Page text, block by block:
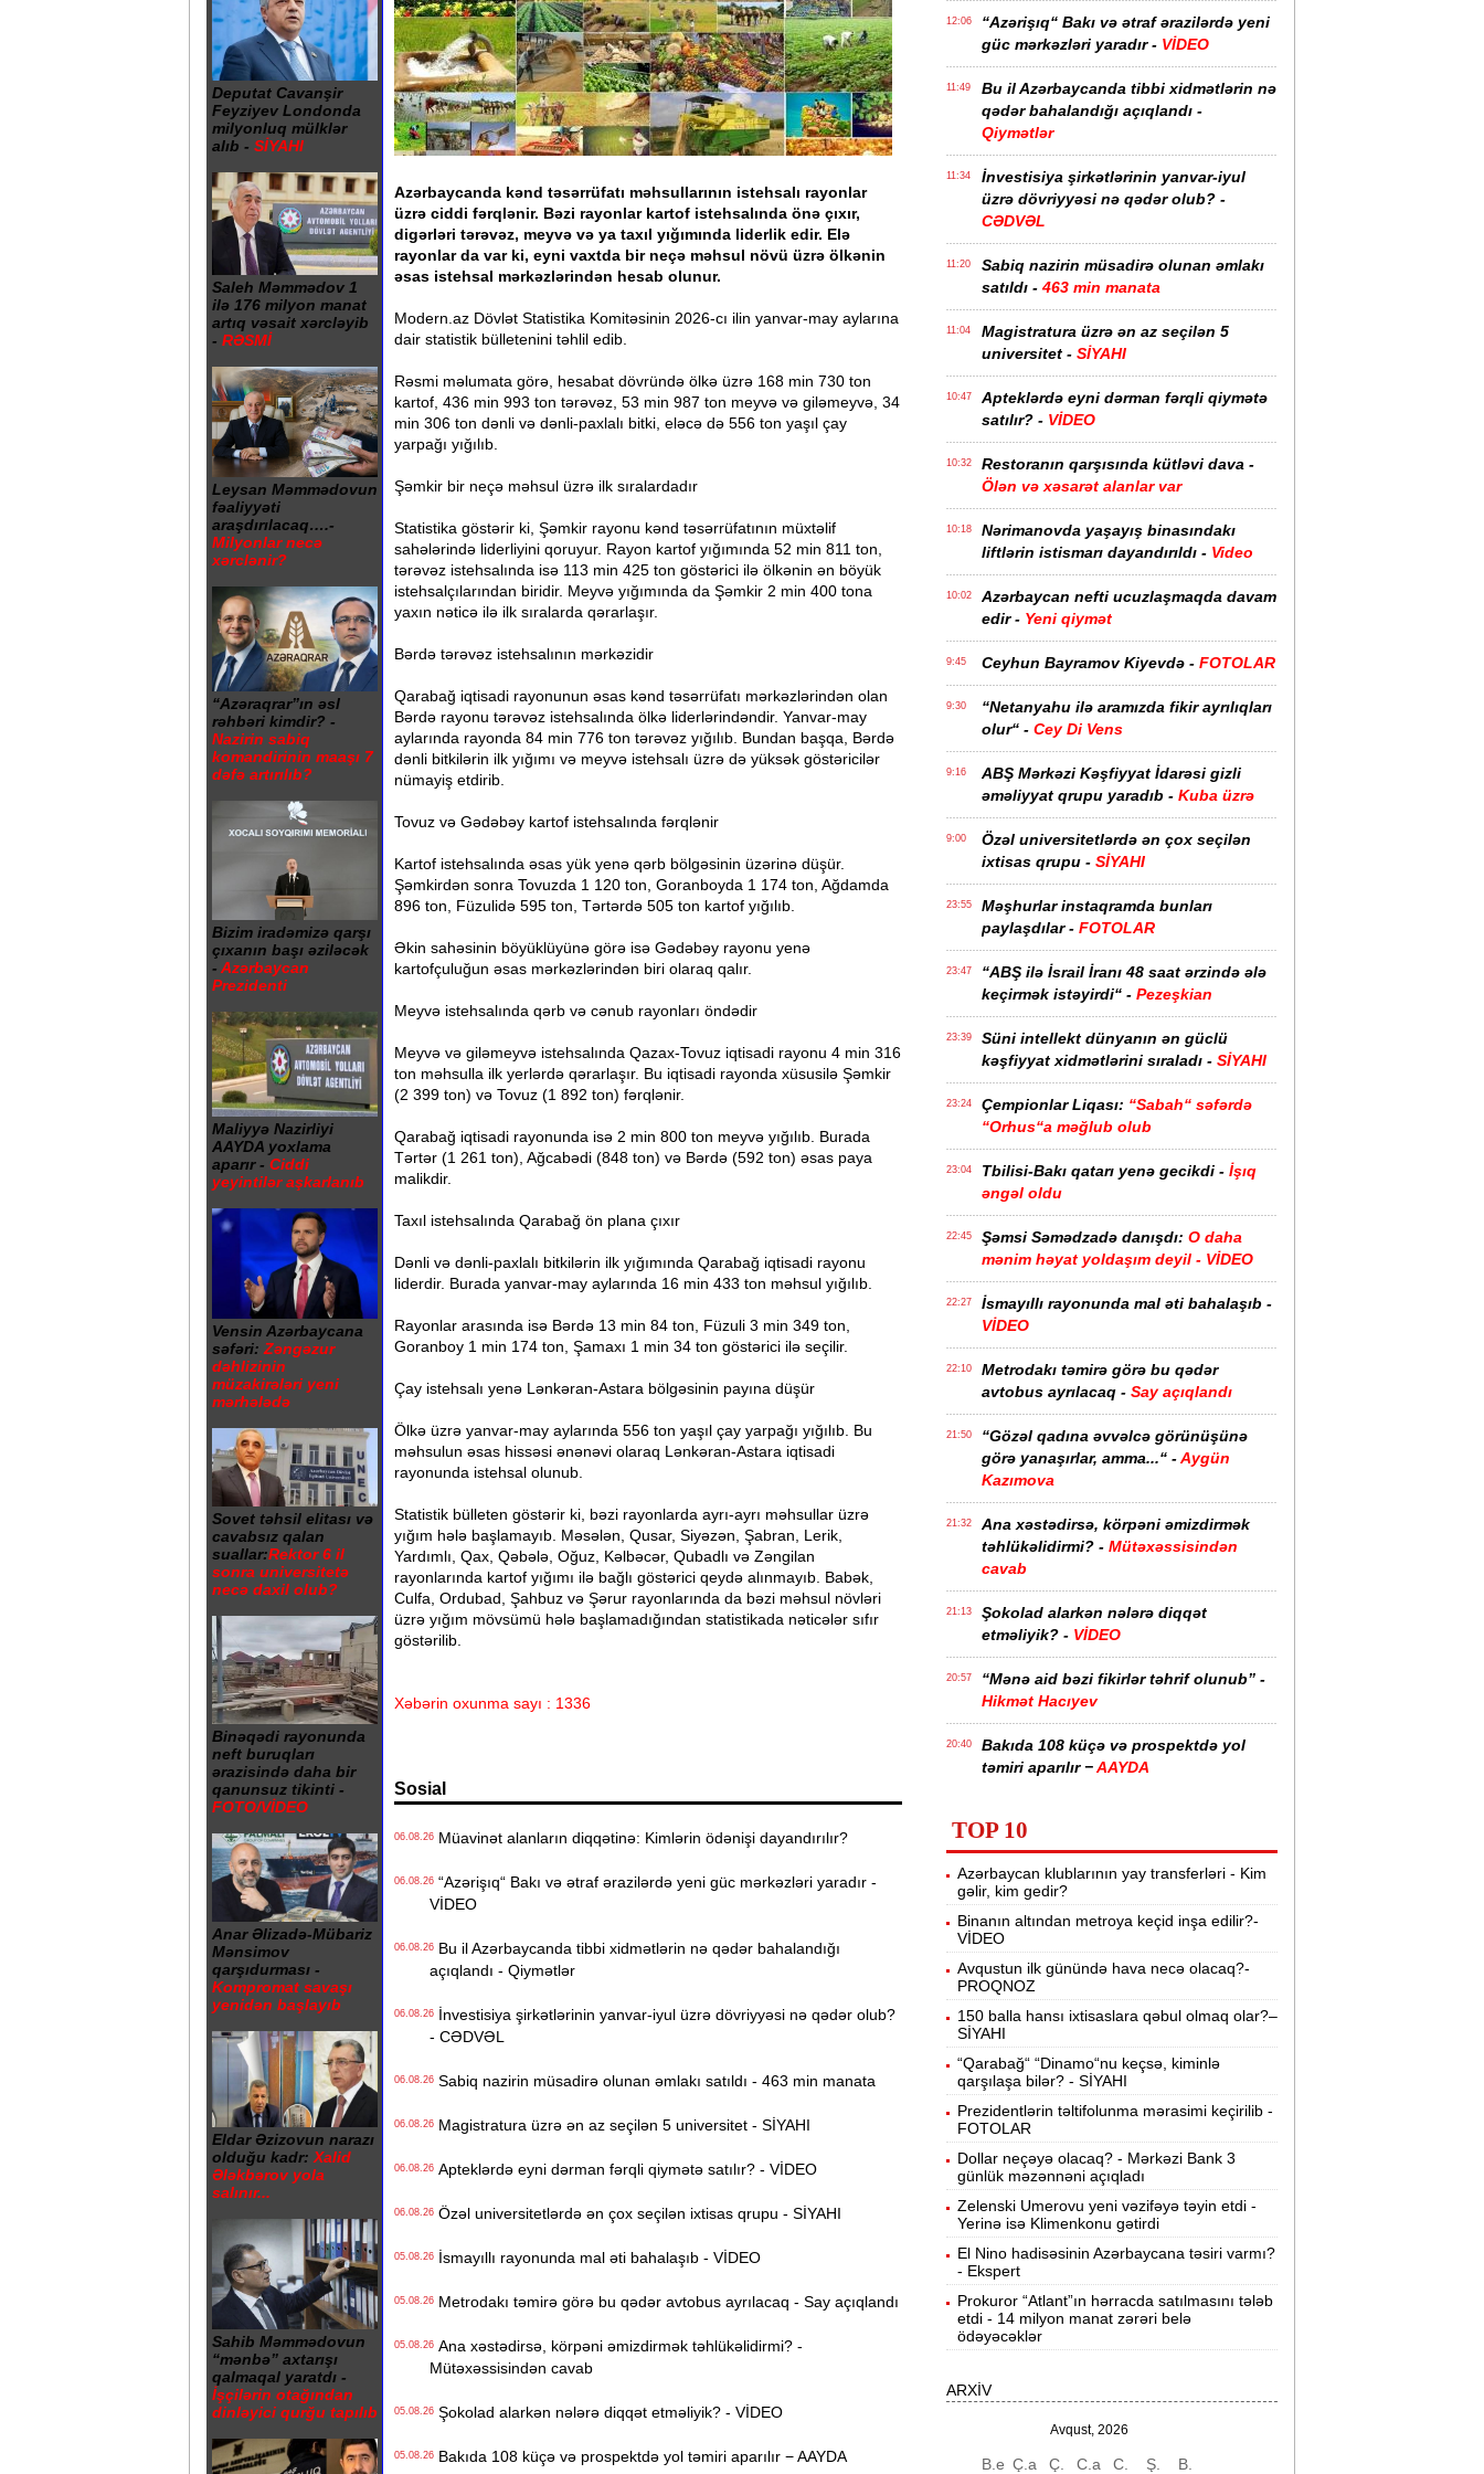
Deputat Cavanşir
Feyziyev Londonda
milyonluq mülklər
alıb - SİYAHI
Saleh Məmmədov 1
ilə 176 milyon manat
artıq vəsait xərcləyib
- RƏSMİ
Leysan Məmmədovun
fəaliyyəti
araşdırılacaq….-
Milyonlar necə
xərclənir?
“Azəraqrar”ın əsl
rəhbəri kimdir? -
Nazirin sabiq
komandirinin maaşı 7
dəfə artırılıb?
Bizim iradəmizə qarşı
çıxanın başı əziləcək
- Azərbaycan
Prezidenti
Maliyyə Nazirliyi
AAYDA yoxlama
aparır - Ciddi
yeyintilər aşkarlanıb
Vensin Azərbaycana
səfəri: Zəngəzur
dəhlizinin
müzakirələri yeni
mərhələdə
Sovet təhsil elitası və
cavabsız qalan
suallar:Rektor 6 il
sonra universitetə
necə daxil olub?
Binəqədi rayonunda
neft buruqları
ərazisində daha bir
qanunsuz tikinti -
FOTO/VİDEO
Anar Əlizadə-Mübariz
Mənsimov
qarşıdurması -
Kompromat savaşı
yenidən başlayıb
Eldar Əzizovun narazı
olduğu kadr: Xalid
Ələkbərov yola
salınır...
Sahib Məmmədovun
“mənbə” axtarışı
qalmaqal yaratdı -
İşçilərin otağından
dinləyici qurğu tapılıb
Azərbaycanda kənd təsərrüfatı məhsullarının istehsalı rayonlar
üzrə ciddi fərqlənir. Bəzi rayonlar kartof istehsalında önə çıxır,
digərləri tərəvəz, meyvə və ya taxıl yığımında liderlik edir. Elə
rayonlar da var ki, eyni vaxtda bir neçə məhsul növü üzrə ölkənin
əsas istehsal mərkəzlərindən hesab olunur.
Modern.az Dövlət Statistika Komitəsinin 2026-cı ilin yanvar-may aylarına
dair statistik bülletenini təhlil edib.
Rəsmi məlumata görə, hesabat dövründə ölkə üzrə 168 min 730 ton
kartof, 436 min 993 ton tərəvəz, 53 min 987 ton meyvə və giləmeyvə, 34
min 306 ton dənli və dənli-paxlalı bitki, eləcə də 556 ton yaşıl çay
yarpağı yığılıb.
Şəmkir bir neçə məhsul üzrə ilk sıralardadır
Statistika göstərir ki, Şəmkir rayonu kənd təsərrüfatının müxtəlif
sahələrində liderliyini qoruyur. Rayon kartof yığımında 52 min 811 ton,
tərəvəz istehsalında isə 113 min 425 ton göstərici ilə ölkənin ən böyük
istehsalçılarından biridir. Meyvə yığımında da Şəmkir 2 min 400 tona
yaxın nəticə ilə ilk sıralarda qərarlaşır.
Bərdə tərəvəz istehsalının mərkəzidir
Qarabağ iqtisadi rayonunun əsas kənd təsərrüfatı mərkəzlərindən olan
Bərdə rayonu tərəvəz istehsalında ölkə liderlərindəndir. Yanvar-may
aylarında rayonda 84 min 776 ton tərəvəz yığılıb. Bundan başqa, Bərdə
dənli bitkilərin ilk yığımı və meyvə istehsalı üzrə də yüksək göstəricilər
nümayiş etdirib.
Tovuz və Gədəbəy kartof istehsalında fərqlənir
Kartof istehsalında əsas yük yenə qərb bölgəsinin üzərinə düşür.
Şəmkirdən sonra Tovuzda 1 120 ton, Goranboyda 1 174 ton, Ağdamda
896 ton, Füzulidə 595 ton, Tərtərdə 505 ton kartof yığılıb.
Əkin sahəsinin böyüklüyünə görə isə Gədəbəy rayonu yenə
kartofçuluğun əsas mərkəzlərindən biri olaraq qalır.
Meyvə istehsalında qərb və cənub rayonları öndədir
Meyvə və giləmeyvə istehsalında Qazax-Tovuz iqtisadi rayonu 4 min 316
ton məhsulla ilk yerlərdə qərarlaşır. Bu iqtisadi rayonda xüsusilə Şəmkir
(2 399 ton) və Tovuz (1 892 ton) fərqlənir.
Qarabağ iqtisadi rayonunda isə 2 min 800 ton meyvə yığılıb. Burada
Tərtər (1 261 ton), Ağcabədi (848 ton) və Bərdə (592 ton) əsas paya
malikdir.
Taxıl istehsalında Qarabağ ön plana çıxır
Dənli və dənli-paxlalı bitkilərin ilk yığımında Qarabağ iqtisadi rayonu
liderdir. Burada yanvar-may aylarında 16 min 433 ton məhsul yığılıb.
Rayonlar arasında isə Bərdə 13 min 84 ton, Füzuli 3 min 349 ton,
Goranboy 1 min 174 ton, Şamaxı 1 min 34 ton göstərici ilə seçilir.
Çay istehsalı yenə Lənkəran-Astara bölgəsinin payına düşür
Ölkə üzrə yanvar-may aylarında 556 ton yaşıl çay yarpağı yığılıb. Bu
məhsulun əsas hissəsi ənənəvi olaraq Lənkəran-Astara iqtisadi
rayonunda istehsal olunub.
Statistik bülleten göstərir ki, bəzi rayonlarda ayrı-ayrı məhsullar üzrə
yığım hələ başlamayıb. Məsələn, Qusar, Siyəzən, Şabran, Lerik,
Yardımlı, Qax, Qəbələ, Oğuz, Kəlbəcər, Qubadlı və Zəngilan
rayonlarında kartof yığımı ilə bağlı göstərici qeydə alınmayıb. Babək,
Culfa, Ordubad, Şahbuz və Şərur rayonlarında da bəzi məhsul növləri
üzrə yığım mövsümü hələ başlamadığından statistikada nəticələr sıfır
göstərilib.
Xəbərin oxunma sayı : 1336
Sosial
06.08.26Müavinət alanların diqqətinə: Kimlərin ödənişi dayandırılır?
06.08.26“Azərişıq“ Bakı və ətraf ərazilərdə yeni güc mərkəzləri yaradır -
VİDEO
06.08.26Bu il Azərbaycanda tibbi xidmətlərin nə qədər bahalandığı
açıqlandı - Qiymətlər
06.08.26İnvestisiya şirkətlərinin yanvar-iyul üzrə dövriyyəsi nə qədər olub?
- CƏDVƏL
06.08.26Sabiq nazirin müsadirə olunan əmlakı satıldı - 463 min manata
06.08.26Magistratura üzrə ən az seçilən 5 universitet - SİYAHI
06.08.26Apteklərdə eyni dərman fərqli qiymətə satılır? - VİDEO
06.08.26Özəl universitetlərdə ən çox seçilən ixtisas qrupu - SİYAHI
05.08.26İsmayıllı rayonunda mal əti bahalaşıb - VİDEO
05.08.26Metrodakı təmirə görə bu qədər avtobus ayrılacaq - Say açıqlandı
05.08.26Ana xəstədirsə, körpəni əmizdirmək təhlükəlidirmi? -
Mütəxəssisindən cavab
05.08.26Şokolad alarkən nələrə diqqət etməliyik? - VİDEO
05.08.26Bakıda 108 küçə və prospektdə yol təmiri aparılır − AAYDA
12:06
“Azərişıq“ Bakı və ətraf ərazilərdə yeni
güc mərkəzləri yaradır - VİDEO
11:49
Bu il Azərbaycanda tibbi xidmətlərin nə
qədər bahalandığı açıqlandı -
Qiymətlər
11:34
İnvestisiya şirkətlərinin yanvar-iyul
üzrə dövriyyəsi nə qədər olub? -
CƏDVƏL
11:20
Sabiq nazirin müsadirə olunan əmlakı
satıldı - 463 min manata
11:04
Magistratura üzrə ən az seçilən 5
universitet - SİYAHI
10:47
Apteklərdə eyni dərman fərqli qiymətə
satılır? - VİDEO
10:32
Restoranın qarşısında kütləvi dava -
Ölən və xəsarət alanlar var
10:18
Nərimanovda yaşayış binasındakı
liftlərin istismarı dayandırıldı - Video
10:02
Azərbaycan nefti ucuzlaşmaqda davam
edir - Yeni qiymət
9:45 Ceyhun Bayramov Kiyevdə - FOTOLAR
9:30
“Netanyahu ilə aramızda fikir ayrılıqları
olur“ - Cey Di Vens
9:16
ABŞ Mərkəzi Kəşfiyyat İdarəsi gizli
əməliyyat qrupu yaradıb - Kuba üzrə
9:00
Özəl universitetlərdə ən çox seçilən
ixtisas qrupu - SİYAHI
23:55
Məşhurlar instaqramda bunları
paylaşdılar - FOTOLAR
23:47
“ABŞ ilə İsrail İranı 48 saat ərzində ələ
keçirmək istəyirdi“ - Pezeşkian
23:39
Süni intellekt dünyanın ən güclü
kəşfiyyat xidmətlərini sıraladı - SİYAHI
23:24 Çempionlar Liqası: “Sabah“ səfərdə
“Orhus“a məğlub olub
23:04 Tbilisi-Bakı qatarı yenə gecikdi - İşıq
əngəl oldu
22:45 Şəmsi Səmədzadə danışdı: O daha
mənim həyat yoldaşım deyil - VİDEO
22:27
İsmayıllı rayonunda mal əti bahalaşıb -
VİDEO
22:10
Metrodakı təmirə görə bu qədər
avtobus ayrılacaq - Say açıqlandı
21:50
“Gözəl qadına əvvəlcə görünüşünə
görə yanaşırlar, amma...“ -Aygün
Kazımova
21:32
Ana xəstədirsə, körpəni əmizdirmək
təhlükəlidirmi? - Mütəxəssisindən
cavab
21:13
Şokolad alarkən nələrə diqqət
etməliyik? - VİDEO
20:57
“Mənə aid bəzi fikirlər təhrif olunub” -
Hikmət Hacıyev
20:40
Bakıda 108 küçə və prospektdə yol
təmiri aparılır −AAYDA
fəsadlar törədə bilər -
20:06
Müharibədə 3 400-dən çox iranlı və 18
ABŞ hərbçisi həlak olub -
19:48 BMT-dən dəhşətli xəbərdarlıq -
milyon insan ac qala bilər
19:31
“Wildberries” anbar tutumunun üçdə
birini itirib -
19:16
“Sea Breeze“də mənzil qiymətləri necə
dəyişir? -Qiymətlər
19:00 Bakıda ticarət mərkəzində FACİƏ:liftin
şaxtasına düşüb öldü
18:41 Pentaqondan kritik addım:Rusiya və
Çinə qarşı yeni plan
18:22
Naxçıvan Şəhər Poliklinikasında tibbi
arayış 60-80 manata satılır? -VİDEO
18:05
Kolleclərdə ən yüksək təhsil haqqı
"Yəhudi David Seliverstov" Kazım
Abbasov çıxdı! -Bir dələduzla bağlı
TOP 10
Azərbaycan klublarının yay transferləri - Kim
gəlir, kim gedir?
Binanın altından metroya keçid inşa edilir?-
VİDEO
Avqustun ilk günündə hava necə olacaq?-
PROQNOZ
150 balla hansı ixtisaslara qəbul olmaq olar?–
SİYAHI
“Qarabağ“ “Dinamo“nu keçsə, kiminlə
qarşılaşa bilər? - SİYAHI
Prezidentlərin təltifolunma mərasimi keçirilib -
FOTOLAR
Dollar neçəyə olacaq? - Mərkəzi Bank 3
günlük məzənnəni açıqladı
Zelenski Umerovu yeni vəzifəyə təyin etdi -
Yerinə isə Klimenkonu gətirdi
El Nino hadisəsinin Azərbaycana təsiri varmı?
- Ekspert
Prokuror “Atlant”ın hərracda satılmasını tələb
etdi - 14 milyon manat zərəri belə
ödəyəcəklər
ARXİV
Avqust, 2026
B.e Ç.a Ç. C.a C. Ş. B.